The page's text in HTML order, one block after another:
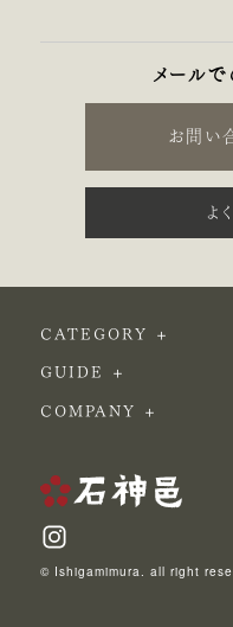
メール
お問い
よ
© Ishigamimura. all right
CATEGORY
GUIDE
COMPANY